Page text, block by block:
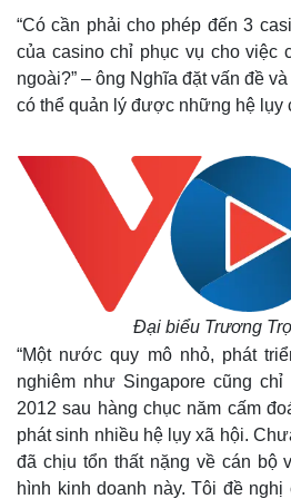
Thế giới
Quan sát
Cuộc sống đó đây
Hồ sơ
E-
“Có cần phải cho phép đến 3
của casino chỉ phục vụ cho
ngoài?” – ông Nghĩa đặt vấn đề
có thể quản lý được những hệ lụy
Đại biểu Trương
“Một nước quy mô nhỏ, phát
nghiêm như Singapore cũng
2012 sau hàng chục năm cấm
phát sinh nhiều hệ lụy xã hội.
đã chịu tổn thất nặng về cán bộ
hình kinh doanh này. Tôi đề